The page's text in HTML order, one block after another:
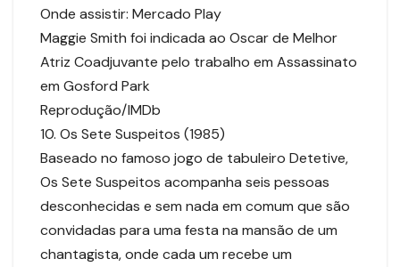
Onde assistir: Mercado Play
Maggie Smith foi indicada ao Oscar de Melhor
Atriz Coadjuvante pelo trabalho em Assassinato
em Gosford Park
Reprodução/IMDb
10. Os Sete Suspeitos (1985)
Baseado no famoso jogo de tabuleiro Detetive,
Os Sete Suspeitos acompanha seis pessoas
desconhecidas e sem nada em comum que são
convidadas para uma festa na mansão de um
chantagista, onde cada um recebe um